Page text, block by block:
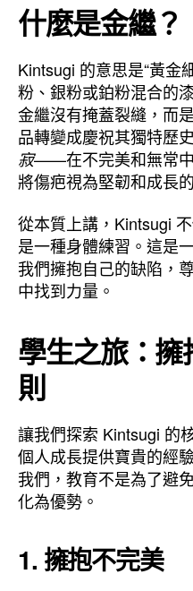
什麼是金繼？
Kintsugi 的意思是“黃金
粉、銀粉或鉑粉混合的
金繼沒有掩蓋裂縫，而
品轉變成慶祝其獨特歷
寂——在不完美和無常
將傷疤視為堅韌和成長
從本質上講，Kintsugi
是一種身體練習。這是
我們擁抱自己的缺陷，
中找到力量。
學生之旅：
則
讓我們探索 Kintsugi 的
個人成長提供寶貴的經
我們，教育不是為了避
化為優勢。
1. 擁抱不完美